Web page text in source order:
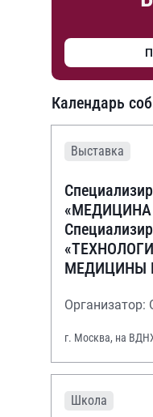
Календарь
Выставка
«МЕДИЦИНА
МЕДИЦИНЫ
г. Москва, на
Школа